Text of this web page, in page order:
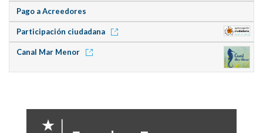
Pago a Acreedores
Participación ciudadana
Canal Mar Menor